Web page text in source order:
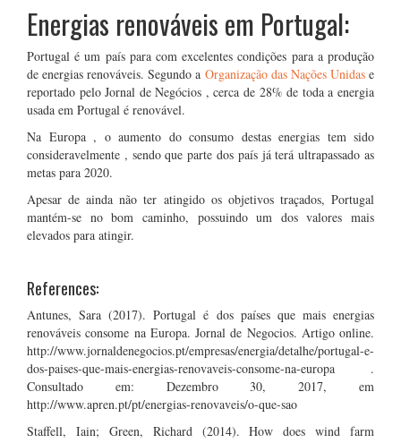
Energias renováveis em Portugal:
Portugal é um país para com excelentes condições para a produção
de energias renováveis. Segundo a Organização das Nações Unidase
reportado pelo Jornal de Negócios , cerca de 28% de toda a energia
usada em Portugal é renovável.
Na Europa , o aumento do consumo destas energias tem sido
consideravelmente , sendo que parte dos país já terá ultrapassado as
metas para 2020.
Apesar de ainda não ter atingido os objetivos traçados, Portugal
mantém-se no bom caminho, possuindo um dos valores mais
elevados para atingir.
References:
Antunes, Sara (2017). Portugal é dos países que mais energias
renováveis consome na Europa. Jornal de Negocios. Artigo online.
http://www.jornaldenegocios.pt/empresas/energia/detalhe/portugal-e-
dos-paises-que-mais-energias-renovaveis-consome-na-europa .
Consultado em: Dezembro 30, 2017, em
http://www.apren.pt/pt/energias-renovaveis/o-que-sao
Staffell, Iain; Green, Richard (2014). How does wind farm